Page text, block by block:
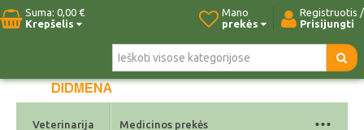
Suma: 0,00 €
Krepšelis
Registruotis /
Prisijungti
Mano
prekės
Pradžia Naujos prekės Kontaktai
Veterinarija Medicinos prekės ...